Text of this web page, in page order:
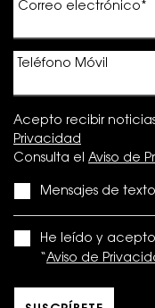
Correo electrónico *
Teléfono Móvil
Acepto recibir
Privacidad
Consulta el Aviso de
Mensajes de texto
He leído y acepto
Aviso de